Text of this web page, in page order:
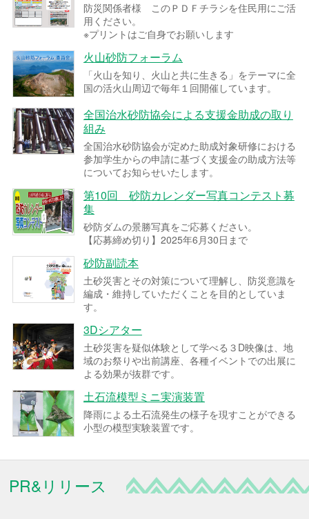
防災関係者様 このＰＤＦチラシを住民用にご活
用ください。
※プリントはご自身でお願いします
火山砂防フォーラム
「火山を知り、火山と共に生きる」をテーマに全
国の活火山周辺で毎年１回開催しています。
全国治水砂防協会による支援金助成の取り
組み
全国治水砂防協会が定めた助成対象研修における
参加学生からの申請に基づく支援金の助成方法等
についてお知らせいたします。
第10回 砂防カレンダー写真コンテスト募
集
砂防ダムの景勝写真をご応募ください。
【応募締め切り】2025年6月30日まで
砂防副読本
土砂災害とその対策について理解し、防災意識を
編成・維持していただくことを目的としていま
す。
3Dシアター
土砂災害を疑似体験として学べる３D映像は、地
域のお祭りや出前講座、各種イベントでの出展に
よる効果が抜群です。
土石流模型ミニ実演装置
降雨による土石流発生の様子を現すことができる
小型の模型実験装置です。
PR&リリース